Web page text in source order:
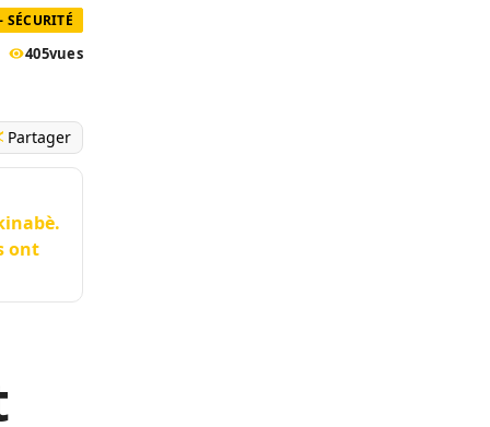
SÉCURITÉ
405vues
Partager
ont